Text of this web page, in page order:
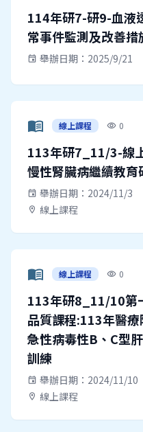
114年研7-研9-血液
常事件監測及改善措
event 舉辦日期：2025/9/21
menu_book 線上課程 visibility 0
113年研7_11/3-線
慢性腎臟病繼續教育
event 舉辦日期：2024/11/3
location_on 線上課程
menu_book 線上課程 visibility 0
113年研8_11/10第
品質課程:113年醫
急性病毒性B、C型
訓練
event 舉辦日期：2024/11/10
location_on 線上課程